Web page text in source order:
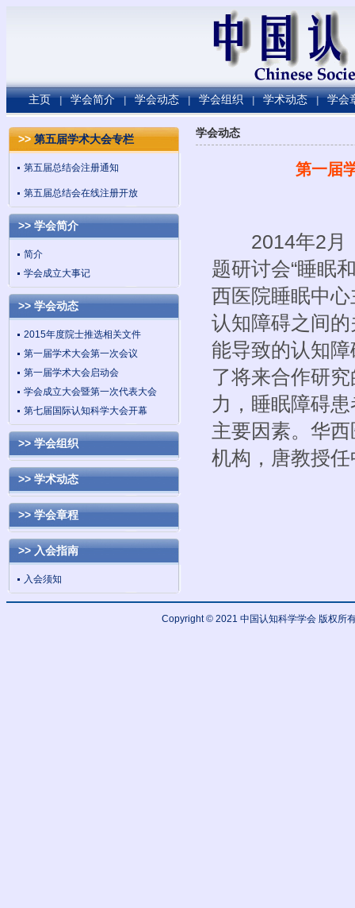
主页 | 学会简介 | 学会动态 | 学会组织 | 学术动态 | 学会
>>第五届学术大会专栏
第五届总结会注册通知
第五届总结会在线注册开放
>> 学会简介
简介
学会成立大事记
>> 学会动态
2015年度院士推选相关文件
第一届学术大会第一次会议
第一届学术大会启动会
学会成立大会暨第一次代表大会
第七届国际认知科学大会开幕
>> 学会组织
>> 学术动态
>> 学会章程
>> 入会指南
入会须知
学会动态
第一届
2014年2月，
题研讨会“睡眠
西医院睡眠中
认知障碍之间
能导致的认知
了将来合作研
力，睡眠障碍
主要因素。华
机构，唐教授
Copyright © 2021 中国认知科学学会 版权所